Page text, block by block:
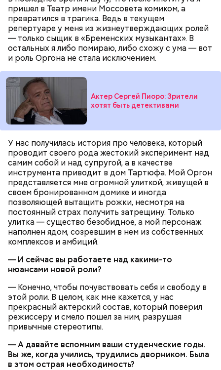
пришел в Театр имени Моссовета комиком, а
превратился в трагика. Ведь в текущем
репертуаре у меня из жизнеутверждающих ролей
— только сыщик в «Бременских музыкантах». В
остальных я либо помираю, либо схожу с ума — вот
и роль Оргона не стала исключением.
Актер Сергей Пиоро: Зрители
хотят быть детективами
У нас получилась история про человека, который
проводит своего рода жестокий эксперимент над
самим собой и над супругой, а в качестве
инструмента приводит в дом Тартюфа. Мой Оргон
представляется мне огромной улиткой, живущей в
своем бронированном домике и иногда
позволяющей вытащить рожки, несмотря на
постоянный страх получить затрещину. Только
улитка — существо безобидное, а мой персонаж
наполнен ядом, созревшим в нем из собственных
комплексов и амбиций.
— И сейчас вы работаете над какими-то
нюансами новой роли?
— Конечно, чтобы почувствовать себя и свободу в
этой роли. В целом, как мне кажется, у нас
прекрасный актерский состав, который поверил
режиссеру и смело пошел за ним, разрушая
привычные стереотипы.
— А давайте вспомним ваши студенческие годы.
Вы же, когда учились, трудились дворником. Была
в этом острая необходимость?
с сахарным диабетом;
лишним весом.
— В дыне содержится много сахара, который
представлен фруктозой. С одной стороны — это
хорошо, потому что дает энергию. Но важно
помнить, что сладкими дынями не нужно сильно
увлекаться, так же как и арбузами, людям с
сахарным диабетом и лишним весом, —
подчеркнула доктор.
Терапевт Кондрахин назвал
продукты и напитки, которые
выводят токсины из организма
Ранние плоды, по словам врача, лучше не есть:
Чистит сосуды и защищает от
рака: чем полезен кресс-салат